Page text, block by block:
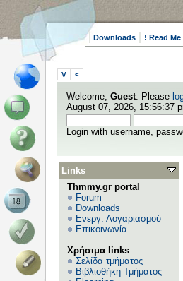
Downloads ! Read Me
V <
Welcome, Guest. Please
August 07, 2026, 15:56:37
Login with username,
Links
Thmmy.gr portal
Forum
Downloads
Ενεργ. Λογαριασμού
Επικοινωνία
Χρήσιμα links
Σελίδα τμήματος
Βιβλιοθήκη Τμήματος